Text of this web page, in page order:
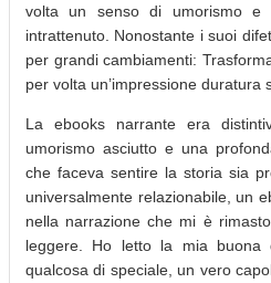
volta un senso di umorismo e
intrattenuto. Nonostante i suoi
per grandi cambiamenti:
per volta un’impressione duratura
La ebooks narrante era
umorismo asciutto e una
che faceva sentire la storia sia
universalmente relazionabile, un
nella narrazione che mi è
leggere. Ho letto la mia
qualcosa di speciale, un vero